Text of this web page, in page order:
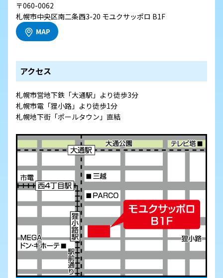
〒060-0062
札幌市中央区南二条西3-20 モユクサッポロ B1F
MAP
アクセス
札幌市営地下鉄「大通駅」より徒歩3分
札幌市電「狸小路」より徒歩1分
札幌地下街「ポールタウン」直結